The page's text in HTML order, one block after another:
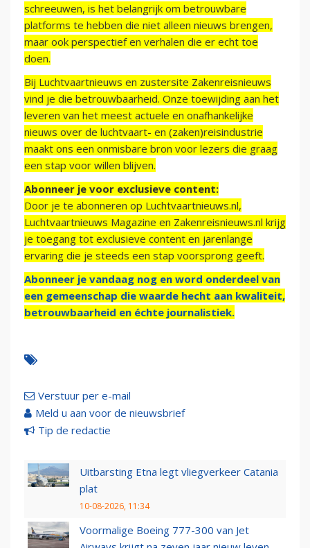
schreeuwen, is het belangrijk om betrouwbare
platforms te hebben die niet alleen nieuws brengen,
maar ook perspectief en verhalen die er echt toe
doen.
Bij Luchtvaartnieuws en zustersite Zakenreisnieuws
vind je die betrouwbaarheid. Onze toewijding aan het
leveren van het meest actuele en onafhankelijke
nieuws over de luchtvaart- en (zaken)reisindustrie
maakt ons een onmisbare bron voor lezers die graag
een stap voor willen blijven.
Abonneer je voor exclusieve content:
Door je te abonneren op Luchtvaartnieuws.nl,
Luchtvaartnieuws Magazine en Zakenreisnieuws.nl krijg
je toegang tot exclusieve content en jarenlange
ervaring die je steeds een stap voorsprong geeft.
Abonneer je vandaag nog en word onderdeel van
een gemeenschap die waarde hecht aan kwaliteit,
betrouwbaarheid en échte journalistiek.
Verstuur per e-mail
Meld u aan voor de nieuwsbrief
Tip de redactie
Uitbarsting Etna legt vliegverkeer Catania
plat
10-08-2026, 11:34
Voormalige Boeing 777-300 van Jet